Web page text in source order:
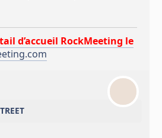
d’accueil RockMeeting le